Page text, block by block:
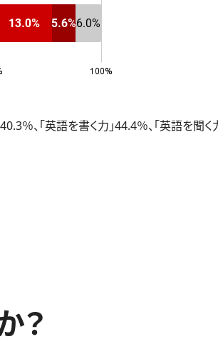
、「英語を書く力」44.4％、「英語を聞く
？